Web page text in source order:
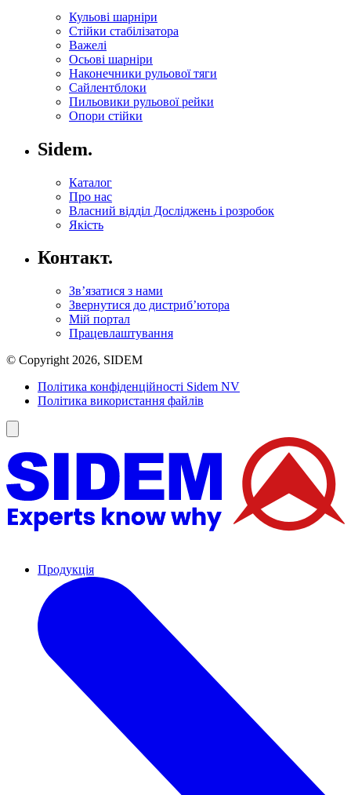
Кульові шарніри
Стійки стабілізатора
Важелі
Осьові шарніри
Наконечники рульової тяги
Сайлентблоки
Пильовики рульової рейки
Опори стійки
Sidem.
Каталог
Про нас
Власний відділ Досліджень і розробок
Якість
Контакт.
Зв’язатися з нами
Звернутися до дистриб’ютора
Мій портал
Працевлаштування
© Copyright 2026, SIDEM
Політика конфіденційності Sidem NV
Політика використання файлів
Продукція